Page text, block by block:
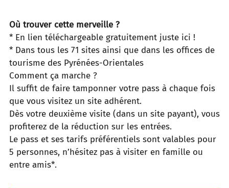
Où trouver cette merveille ?
* En lien téléchargeable gratuitement juste ici !
* Dans tous les 71 sites ainsi que dans les offices de
tourisme des Pyrénées-Orientales
Comment ça marche ?
Il suffit de faire tamponner votre pass à chaque fois
que vous visitez un site adhérent.
Dès votre deuxième visite (dans un site payant), vous
profiterez de la réduction sur les entrées.
Le pass et ses tarifs préférentiels sont valables pour
5 personnes, n’hésitez pas à visiter en famille ou
entre amis*.